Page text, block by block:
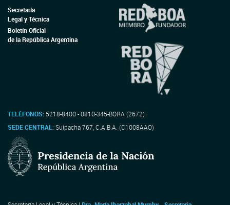
Secretaría
Legal y Técnica
Boletín Oficial
de la República Argentina
TELÉFONOS: 5218-8400 - 0810-345-BORA (2672)
SEDE CENTRAL:Suipacha 767, C.A.B.A. (C1008AAO)